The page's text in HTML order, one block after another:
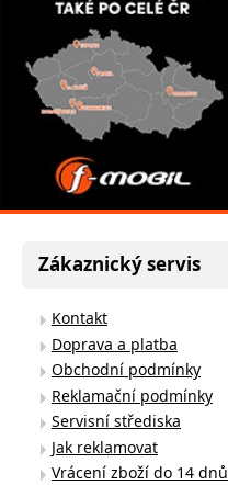
Zákaznický servis
Kontakt
Doprava a platba
Obchodní podmínky
Reklamační podmínky
Servisní střediska
Jak reklamovat
Vrácení zboží do 14 dnů